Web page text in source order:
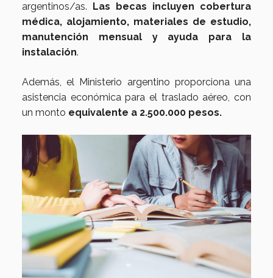
argentinos/as.
Las becas incluyen cobertura
médica, alojamiento, materiales de estudio,
manutención mensual y ayuda para la
instalación.
Además, el Ministerio argentino proporciona una
asistencia económica para el traslado aéreo, con
un monto equivalente a 2.500.000 pesos.